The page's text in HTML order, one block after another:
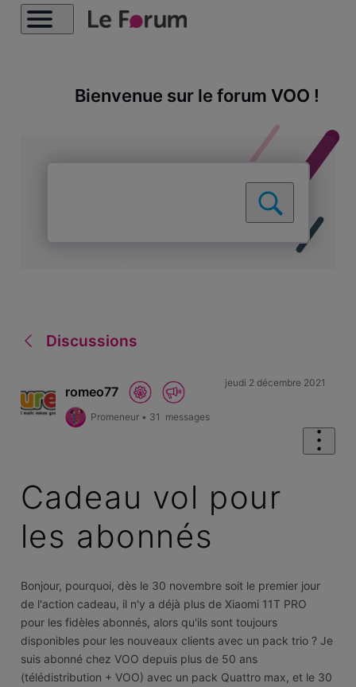
Bienvenue sur le forum VOO !
Discussions
romeo77
Promeneur • 31 messages
jeudi 2 décembre 2021
Cadeau vol pour
les abonnés
Bonjour, pourquoi, dès le 30 novembre soit le premier jour
de l'action cadeau, il n'y a déjà plus de Xiaomi 11T PRO
pour les fidèles abonnés, alors qu'ils sont toujours
disponibles pour les nouveaux clients avec un pack trio ? Je
suis abonné chez VOO depuis plus de 50 ans
(télédistribution + VOO) avec un pack Quattro max, et le 30